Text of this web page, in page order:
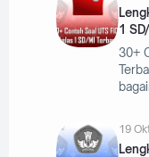
1
30+
19